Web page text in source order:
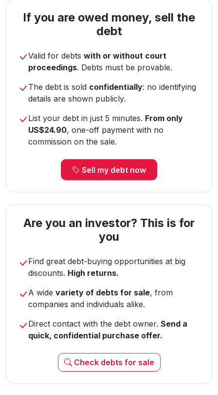
If you are owed money, sell the
debt
Valid for debts with or without court
proceedings. Debts must be provable.
The debt is sold confidentially: no identifying
details are shown publicly.
List your debt in just 5 minutes. From only
US$24.90, one-off payment with no
commission on the sale.
Sell my debt now
Are you an investor? This is for
you
Find great debt-buying opportunities at big
discounts. High returns.
A wide variety of debts for sale, from
companies and individuals alike.
Direct contact with the debt owner. Send a
quick, confidential purchase offer.
Check debts for sale